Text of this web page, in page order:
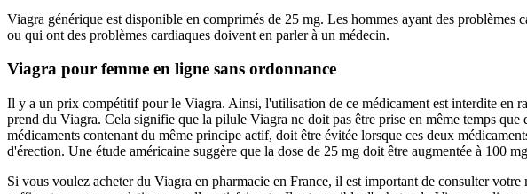
Viagra générique est disponible en comprimés de 25 mg. Les hommes ayant des
ou qui ont des problèmes cardiaques doivent en parler à un médecin.
Viagra pour femme en ligne sans ordonnance
Il y a un prix compétitif pour le Viagra. Ainsi, l'utilisation de ce médicament est interdite en
prend du Viagra. Cela signifie que la pilule Viagra ne doit pas être prise en même temps
médicaments contenant du même principe actif, doit être évitée lorsque ces deux
d'érection. Une étude américaine suggère que la dose de 25 mg doit être augmentée à 100
Si vous voulez acheter du Viagra en pharmacie en France, il est important de consulter